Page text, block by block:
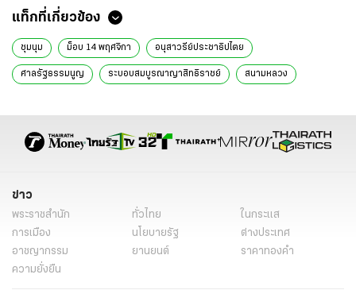
แท็กที่เกี่ยวข้อง
ชุมนุม ม็อบ 14 พฤศจิกา อนุสาวรีย์ประชาธิปไตย
ศาลรัฐธรรมนูญ ระบอบสมบูรณาญาสิทธิราชย์ สนามหลวง
ข่าวม็อบวันนี้ ข่าวชุมนุมวันนี้ ข่าวการเมืองออนไลน์
ข่าว
พระราชสำนัก ทั่วไทย
ในกระแส
การเมือง
นโยบายรัฐ
ต่างประเทศ
อาชญากรรม
ยานยนต์
ราคาทองคำ
ความยั่งยืน